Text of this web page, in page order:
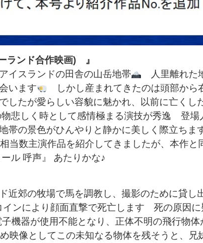
ランド合作映画) 』
イスランドの田舎の山岳地帯
人里離れた
います
しかし産まれてきたのは頭部から
たが愛らしい容貌に魅かれ、以前に亡くし
悲しく時として感情極まる演技が秀逸 登場
帯の景色がひんやりと静かに美しく際立ちま
当数主演作品を紹介してきましたが、本作と
ル 呼声』 あたりかな♪
郊の牧場で馬を調教し、撮影のために貸し
ンにより顔面直撃で死亡します 死の原因に
機器が使用不能となり、正体不明の飛行物
映像としてこの未知なる物体を残そうと、兄